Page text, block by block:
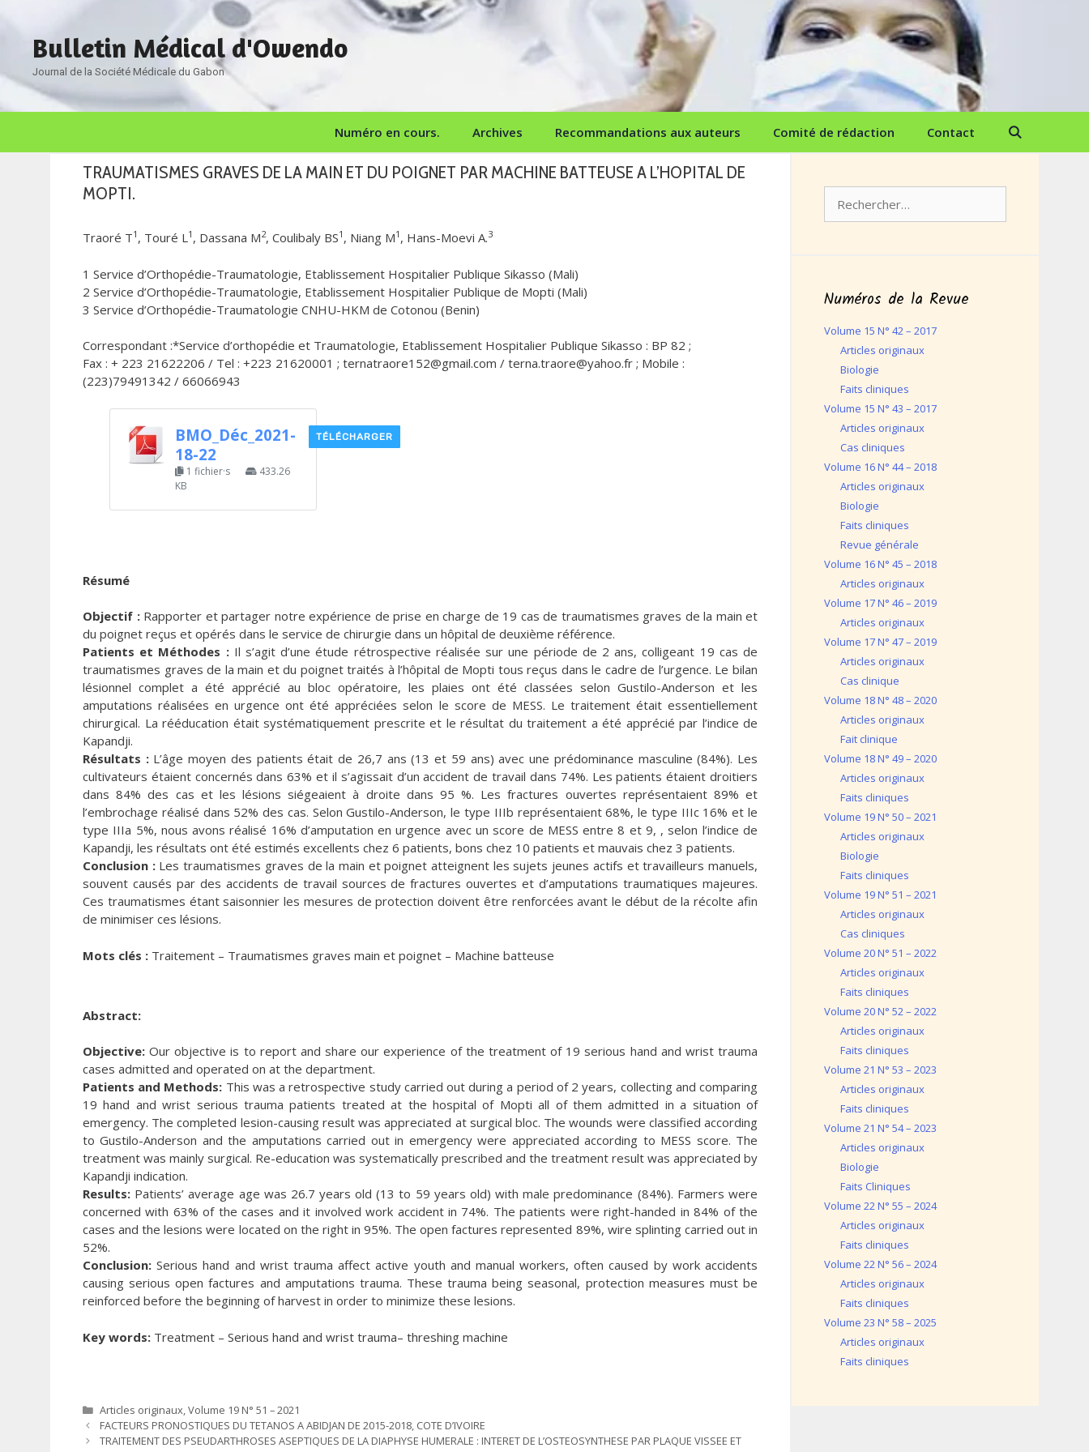
contenuBulletin Médical d'Owendo
Journal de la Société Médicale du Gabon
Numéro en cours. Archives Recommandations aux auteurs Comité de rédaction Contact
TRAUMATISMES GRAVES DE LA MAIN ET DU POIGNET PAR MACHINE BATTEUSE A L’HOPITAL DE
MOPTI.
Traoré T1 , Touré L1 , Dassana M2, Coulibaly BS1 , Niang M1 , Hans-Moevi A.3
1 Service d’Orthopédie-Traumatologie, Etablissement Hospitalier Publique Sikasso (Mali)
2 Service d’Orthopédie-Traumatologie, Etablissement Hospitalier Publique de Mopti (Mali)
3 Service d’Orthopédie-Traumatologie CNHU-HKM de Cotonou (Benin)
Correspondant :*Service d’orthopédie et Traumatologie, Etablissement Hospitalier Publique Sikasso : BP 82 ;
Fax : + 223 21622206 / Tel : +223 21620001 ; ternatraore152@gmail.com / terna.traore@yahoo.fr ; Mobile :
(223)79491342 / 66066943
BMO_Déc_2021-
18-22
1 fichier·s
433.26
KB
TÉLÉCHARGER
Résumé
Objectif :Rapporter et partager notre expérience de prise en charge de 19 cas de traumatismes graves de la main et
du poignet reçus et opérés dans le service de chirurgie dans un hôpital de deuxième référence.
Patients et Méthodes :Il s’agit d’une étude rétrospective réalisée sur une période de 2 ans, colligeant 19 cas de
traumatismes graves de la main et du poignet traités à l’hôpital de Mopti tous reçus dans le cadre de l’urgence. Le bilan
lésionnel complet a été apprécié au bloc opératoire, les plaies ont été classées selon Gustilo-Anderson et les
amputations réalisées en urgence ont été appréciées selon le score de MESS. Le traitement était essentiellement
chirurgical. La rééducation était systématiquement prescrite et le résultat du traitement a été apprécié par l’indice de
Kapandji.
Résultats :L’âge moyen des patients était de 26,7 ans (13 et 59 ans) avec une prédominance masculine (84%). Les
cultivateurs étaient concernés dans 63% et il s’agissait d’un accident de travail dans 74%. Les patients étaient droitiers
dans 84% des cas et les lésions siégeaient à droite dans 95 %. Les fractures ouvertes représentaient 89% et
l’embrochage réalisé dans 52% des cas. Selon Gustilo-Anderson, le type IIIb représentaient 68%, le type IIIc 16% et le
type IIIa 5%, nous avons réalisé 16% d’amputation en urgence avec un score de MESS entre 8 et 9, , selon l’indice de
Kapandji, les résultats ont été estimés excellents chez 6 patients, bons chez 10 patients et mauvais chez 3 patients.
Conclusion :Les traumatismes graves de la main et poignet atteignent les sujets jeunes actifs et travailleurs manuels,
souvent causés par des accidents de travail sources de fractures ouvertes et d’amputations traumatiques majeures.
Ces traumatismes étant saisonnier les mesures de protection doivent être renforcées avant le début de la récolte afin
de minimiser ces lésions.
Mots clés : Traitement – Traumatismes graves main et poignet – Machine batteuse
Abstract:
Objective: Our objective is to report and share our experience of the treatment of 19 serious hand and wrist trauma
cases admitted and operated on at the department.
Patients and Methods: This was a retrospective study carried out during a period of 2 years, collecting and comparing
19 hand and wrist serious trauma patients treated at the hospital of Mopti all of them admitted in a situation of
emergency. The completed lesion-causing result was appreciated at surgical bloc. The wounds were classified according
to Gustilo-Anderson and the amputations carried out in emergency were appreciated according to MESS score. The
treatment was mainly surgical. Re-education was systematically prescribed and the treatment result was appreciated by
Kapandji indication.
Results: Patients’ average age was 26.7 years old (13 to 59 years old) with male predominance (84%). Farmers were
concerned with 63% of the cases and it involved work accident in 74%. The patients were right-handed in 84% of the
cases and the lesions were located on the right in 95%. The open factures represented 89%, wire splinting carried out in
52%.
Conclusion: Serious hand and wrist trauma affect active youth and manual workers, often caused by work accidents
causing serious open factures and amputations trauma. These trauma being seasonal, protection measures must be
reinforced before the beginning of harvest in order to minimize these lesions.
Key words: Treatment – Serious hand and wrist trauma– threshing machine
Catégories
Articles originaux Volume 19 N° 51 – 2021
FACTEURS PRONOSTIQUES DU TETANOS A ABIDJAN DE 2015-2018, COTE D’IVOIRE
TRAITEMENT DES PSEUDARTHROSES ASEPTIQUES DE LA DIAPHYSE HUMERALE : INTERET DE L’OSTEOSYNTHESE PAR PLAQUE VISSEE ET
Numéros de la Revue
Volume 15 N° 42 – 2017
Articles originaux
Biologie
Faits cliniques
Volume 15 N° 43 – 2017
Articles originaux
Cas cliniques
Volume 16 N° 44 – 2018
Articles originaux
Biologie
Faits cliniques
Revue générale
Volume 16 N° 45 – 2018
Articles originaux
Volume 17 N° 46 – 2019
Articles originaux
Volume 17 N° 47 – 2019
Articles originaux
Cas clinique
Volume 18 N° 48 – 2020
Articles originaux
Fait clinique
Volume 18 N° 49 – 2020
Articles originaux
Faits cliniques
Volume 19 N° 50 – 2021
Articles originaux
Biologie
Faits cliniques
Volume 19 N° 51 – 2021
Articles originaux
Cas cliniques
Volume 20 N° 51 – 2022
Articles originaux
Faits cliniques
Volume 20 N° 52 – 2022
Articles originaux
Faits cliniques
Volume 21 N° 53 – 2023
Articles originaux
Faits cliniques
Volume 21 N° 54 – 2023
Articles originaux
Biologie
Faits Cliniques
Volume 22 N° 55 – 2024
Articles originaux
Faits cliniques
Volume 22 N° 56 – 2024
Articles originaux
Faits cliniques
Volume 23 N° 58 – 2025
Articles originaux
Faits cliniques